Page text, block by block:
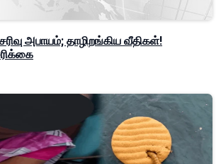
அபாயம்; தாழிறங்கிய வீதிகள்!